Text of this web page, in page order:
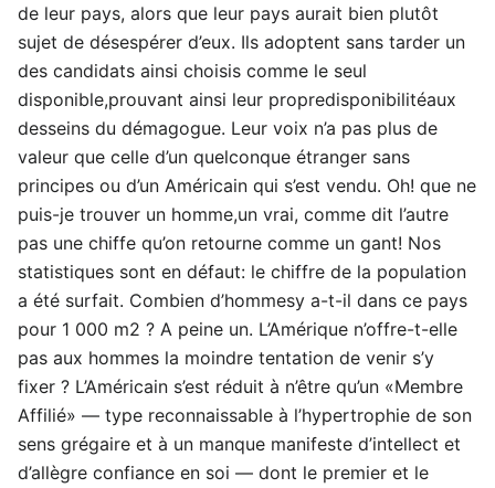
de leur pays, alors que leur pays aurait bien plutôt
sujet de désespérer d’eux. Ils adoptent sans tarder un
des candidats ainsi choisis comme le seul
disponible,prouvant ainsi leur propredisponibilitéaux
desseins du démagogue. Leur voix n’a pas plus de
valeur que celle d’un quelconque étranger sans
principes ou d’un Américain qui s’est vendu. Oh! que ne
puis-je trouver un homme,un vrai, comme dit l’autre
pas une chiffe qu’on retourne comme un gant! Nos
statistiques sont en défaut: le chiffre de la population
a été surfait. Combien d’hommesy a-t-il dans ce pays
pour 1 000 m2 ? A peine un. L’Amérique n’offre-t-elle
pas aux hommes la moindre tentation de venir s’y
fixer ? L’Américain s’est réduit à n’être qu’un «Membre
Affilié» — type reconnaissable à l’hypertrophie de son
sens grégaire et à un manque manifeste d’intellect et
d’allègre confiance en soi — dont le premier et le